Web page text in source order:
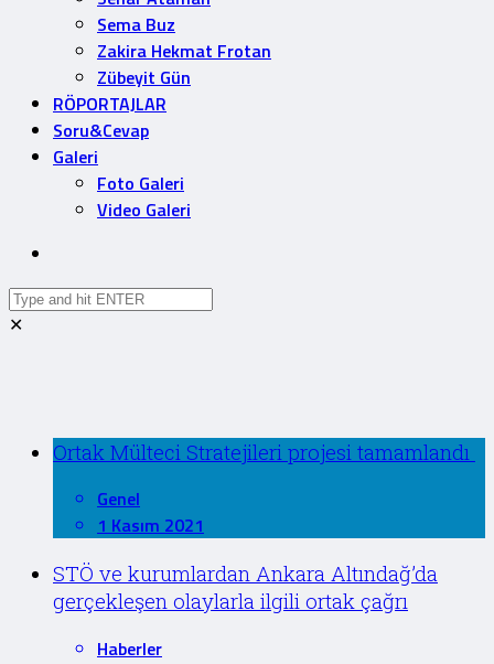
Sema Buz
Zakira Hekmat Frotan
Zübeyit Gün
RÖPORTAJLAR
Soru&Cevap
Galeri
Foto Galeri
Video Galeri
✕
Ortak Mülteci Stratejileri projesi tamamlandı
Genel
1 Kasım 2021
STÖ ve kurumlardan Ankara Altındağ’da
gerçekleşen olaylarla ilgili ortak çağrı
Haberler